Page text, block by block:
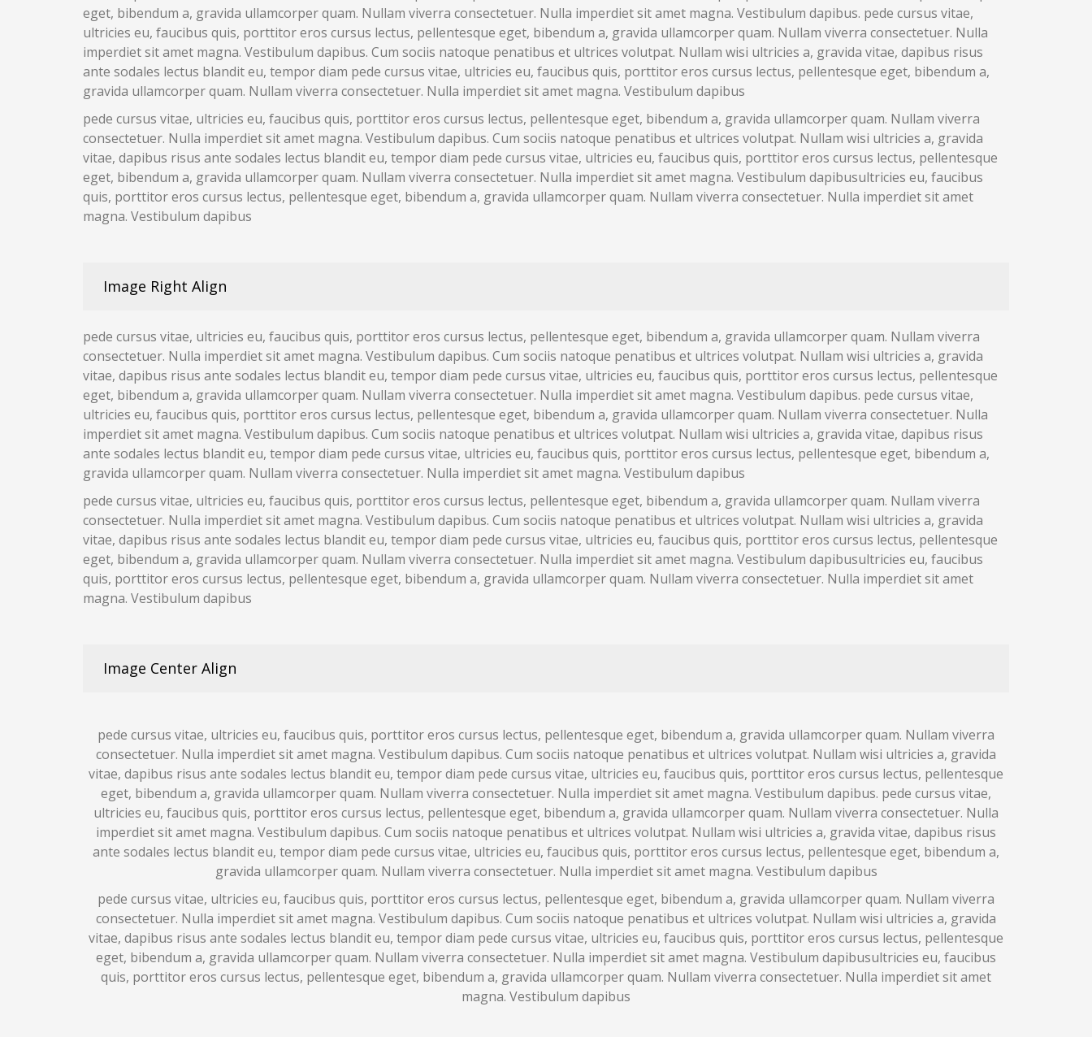
eget, bibendum a, gravida ullamcorper quam. Nullam viverra consectetuer. Nulla imperdiet sit amet magna. Vestibulum dapibus. pede cursus vitae,
ultricies eu, faucibus quis, porttitor eros cursus lectus, pellentesque eget, bibendum a, gravida ullamcorper quam. Nullam viverra consectetuer. Nulla
imperdiet sit amet magna. Vestibulum dapibus. Cum sociis natoque penatibus et ultrices volutpat. Nullam wisi ultricies a, gravida vitae, dapibus risus
ante sodales lectus blandit eu, tempor diam pede cursus vitae, ultricies eu, faucibus quis, porttitor eros cursus lectus, pellentesque eget, bibendum a,
gravida ullamcorper quam. Nullam viverra consectetuer. Nulla imperdiet sit amet magna. Vestibulum dapibus
pede cursus vitae, ultricies eu, faucibus quis, porttitor eros cursus lectus, pellentesque eget, bibendum a, gravida ullamcorper quam. Nullam viverra
consectetuer. Nulla imperdiet sit amet magna. Vestibulum dapibus. Cum sociis natoque penatibus et ultrices volutpat. Nullam wisi ultricies a, gravida
vitae, dapibus risus ante sodales lectus blandit eu, tempor diam pede cursus vitae, ultricies eu, faucibus quis, porttitor eros cursus lectus, pellentesque
eget, bibendum a, gravida ullamcorper quam. Nullam viverra consectetuer. Nulla imperdiet sit amet magna. Vestibulum dapibusultricies eu, faucibus
quis, porttitor eros cursus lectus, pellentesque eget, bibendum a, gravida ullamcorper quam. Nullam viverra consectetuer. Nulla imperdiet sit amet
magna. Vestibulum dapibus
Image Right Align
pede cursus vitae, ultricies eu, faucibus quis, porttitor eros cursus lectus, pellentesque eget, bibendum a, gravida ullamcorper quam. Nullam viverra
consectetuer. Nulla imperdiet sit amet magna. Vestibulum dapibus. Cum sociis natoque penatibus et ultrices volutpat. Nullam wisi ultricies a, gravida
vitae, dapibus risus ante sodales lectus blandit eu, tempor diam pede cursus vitae, ultricies eu, faucibus quis, porttitor eros cursus lectus, pellentesque
eget, bibendum a, gravida ullamcorper quam. Nullam viverra consectetuer. Nulla imperdiet sit amet magna. Vestibulum dapibus. pede cursus vitae,
ultricies eu, faucibus quis, porttitor eros cursus lectus, pellentesque eget, bibendum a, gravida ullamcorper quam. Nullam viverra consectetuer. Nulla
imperdiet sit amet magna. Vestibulum dapibus. Cum sociis natoque penatibus et ultrices volutpat. Nullam wisi ultricies a, gravida vitae, dapibus risus
ante sodales lectus blandit eu, tempor diam pede cursus vitae, ultricies eu, faucibus quis, porttitor eros cursus lectus, pellentesque eget, bibendum a,
gravida ullamcorper quam. Nullam viverra consectetuer. Nulla imperdiet sit amet magna. Vestibulum dapibus
pede cursus vitae, ultricies eu, faucibus quis, porttitor eros cursus lectus, pellentesque eget, bibendum a, gravida ullamcorper quam. Nullam viverra
consectetuer. Nulla imperdiet sit amet magna. Vestibulum dapibus. Cum sociis natoque penatibus et ultrices volutpat. Nullam wisi ultricies a, gravida
vitae, dapibus risus ante sodales lectus blandit eu, tempor diam pede cursus vitae, ultricies eu, faucibus quis, porttitor eros cursus lectus, pellentesque
eget, bibendum a, gravida ullamcorper quam. Nullam viverra consectetuer. Nulla imperdiet sit amet magna. Vestibulum dapibusultricies eu, faucibus
quis, porttitor eros cursus lectus, pellentesque eget, bibendum a, gravida ullamcorper quam. Nullam viverra consectetuer. Nulla imperdiet sit amet
magna. Vestibulum dapibus
Image Center Align
pede cursus vitae, ultricies eu, faucibus quis, porttitor eros cursus lectus, pellentesque eget, bibendum a, gravida ullamcorper quam. Nullam viverra
consectetuer. Nulla imperdiet sit amet magna. Vestibulum dapibus. Cum sociis natoque penatibus et ultrices volutpat. Nullam wisi ultricies a, gravida
vitae, dapibus risus ante sodales lectus blandit eu, tempor diam pede cursus vitae, ultricies eu, faucibus quis, porttitor eros cursus lectus, pellentesque
eget, bibendum a, gravida ullamcorper quam. Nullam viverra consectetuer. Nulla imperdiet sit amet magna. Vestibulum dapibus. pede cursus vitae,
ultricies eu, faucibus quis, porttitor eros cursus lectus, pellentesque eget, bibendum a, gravida ullamcorper quam. Nullam viverra consectetuer. Nulla
imperdiet sit amet magna. Vestibulum dapibus. Cum sociis natoque penatibus et ultrices volutpat. Nullam wisi ultricies a, gravida vitae, dapibus risus
ante sodales lectus blandit eu, tempor diam pede cursus vitae, ultricies eu, faucibus quis, porttitor eros cursus lectus, pellentesque eget, bibendum a,
gravida ullamcorper quam. Nullam viverra consectetuer. Nulla imperdiet sit amet magna. Vestibulum dapibus
pede cursus vitae, ultricies eu, faucibus quis, porttitor eros cursus lectus, pellentesque eget, bibendum a, gravida ullamcorper quam. Nullam viverra
consectetuer. Nulla imperdiet sit amet magna. Vestibulum dapibus. Cum sociis natoque penatibus et ultrices volutpat. Nullam wisi ultricies a, gravida
vitae, dapibus risus ante sodales lectus blandit eu, tempor diam pede cursus vitae, ultricies eu, faucibus quis, porttitor eros cursus lectus, pellentesque
eget, bibendum a, gravida ullamcorper quam. Nullam viverra consectetuer. Nulla imperdiet sit amet magna. Vestibulum dapibusultricies eu, faucibus
quis, porttitor eros cursus lectus, pellentesque eget, bibendum a, gravida ullamcorper quam. Nullam viverra consectetuer. Nulla imperdiet sit amet
magna. Vestibulum dapibus